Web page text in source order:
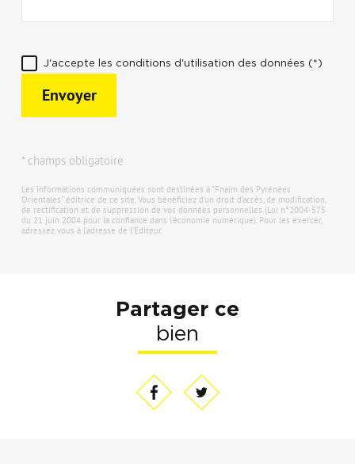
J'accepte les conditions d'utilisation des données (*)
Envoyer
* champs obligatoire
Les informations communiquées sont destinées à "Fnaim des Pyrénées
Orientales" éditrice de ce site. Vous bénéficiez d'un droit d'accès, de modification,
de rectification et de suppression de vos données personnelles (Loi n°2004-575
du 21 juin 2004 pour la confiance dans l'économie numérique). Pour les exercer,
adressez vous à l’adresse de l’Editeur.
Partager ce
bien